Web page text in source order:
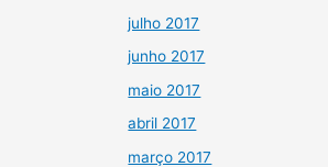
julho 2017
junho 2017
maio 2017
abril 2017
março 2017